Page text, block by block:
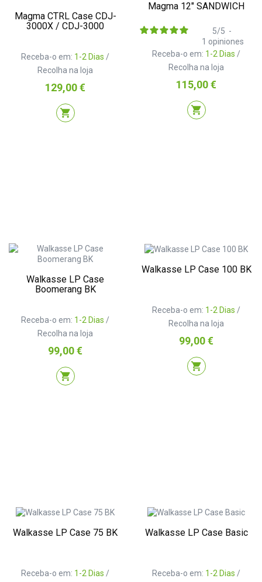
Magma CTRL Case CDJ-
3000X / CDJ-3000
Receba-o em: 1-2 Dias /
Recolha na loja
Preço
129,00 €
shopping_cart
Magma 12" SANDWICH
Receba-o em: 1-2 Dias /
Recolha na loja
5/5 -
1 opiniones
Preço
115,00 €
shopping_cart
Walkasse LP Case
Boomerang BK
Receba-o em: 1-2 Dias /
Recolha na loja
Preço
99,00 €
shopping_cart
Walkasse LP Case 100 BK
Receba-o em: 1-2 Dias /
Recolha na loja
Preço
99,00 €
shopping_cart
Walkasse LP Case 75 BK
Receba-o em: 1-2 Dias /
Walkasse LP Case Basic
Receba-o em: 1-2 Dias /